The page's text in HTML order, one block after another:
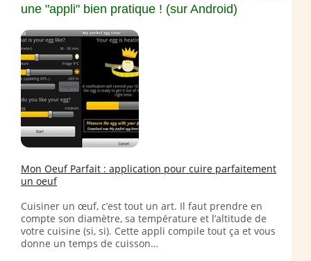
une "appli" bien pratique ! (sur Android)
Mon Oeuf Parfait : application pour cuire parfaitement
un oeuf
Cuisiner un œuf, c’est tout un art. Il faut prendre en
compte son diamètre, sa température et l’altitude de
votre cuisine (si, si). Cette appli compile tout ça et vous
donne un temps de cuisson…